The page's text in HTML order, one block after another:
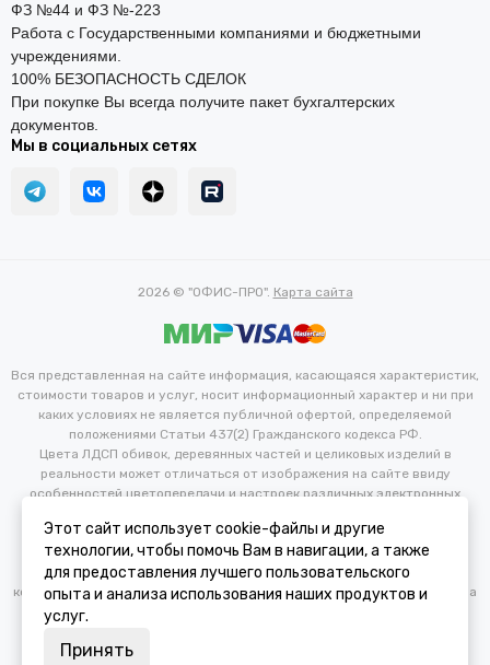
ФЗ №44 и ФЗ №-223
Работа с Государственными компаниями и бюджетными
учреждениями.
100% БЕЗОПАСНОСТЬ СДЕЛОК
При покупке Вы всегда получите пакет бухгалтерских
документов.
Мы в социальных сетях
2026 © "ОФИС-ПРО". Карта сайта
Вся представленная на сайте информация, касающаяся характеристик,
стоимости товаров и услуг, носит информационный характер и ни при
каких условиях не является публичной офертой, определяемой
положениями Статьи 437(2) Гражданского кодекса РФ.
Цвета ЛДСП обивок, деревянных частей и целиковых изделий в
реальности может отличаться от изображения на сайте ввиду
особенностей цветопередачи и настроек различных электронных
изменения в технические и иные характеристики изделий для
улучшения их эксплуатационных и технических параметров без
предварительного уведомления потребителя. Изменение
конфигурации продукта не является основанием для возврата/обмена
Этот сайт использует cookie-файлы и другие
технологии, чтобы помочь Вам в навигации, а также
для предоставления лучшего пользовательского
опыта и анализа использования наших продуктов и
услуг.
Принять